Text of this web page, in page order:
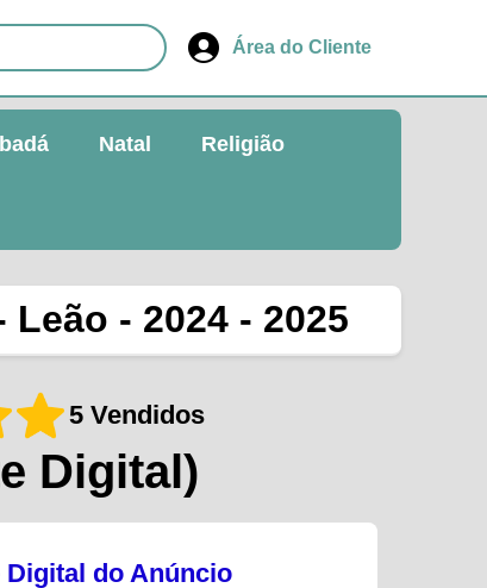
Área do Cliente
Natal Religião
- 2024 - 2025
5 Vendidos
Digital)
do Anúncio